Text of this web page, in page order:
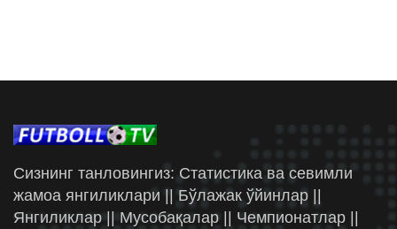
Сизнинг танловингиз: Статистика ва севимли
жамоа янгиликлари || Бўлажак ўйинлар ||
Янгиликлар || Мусобақалар || Чемпионатлар ||